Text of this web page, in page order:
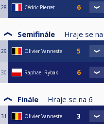
28 Cédric Pierret
Semifinále Hraje se na
29 Olivier Vanneste
30 Raphael Rybak
Finále Hraje se na 6
31 Olivier Vanneste